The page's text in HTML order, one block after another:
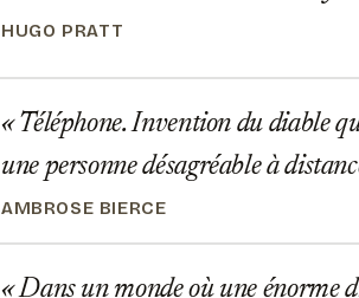
HUGO PRATT
Téléphone. Invention du diable
une personne désagréable à
AMBROSE BIERCE
Dans un monde où une énorme